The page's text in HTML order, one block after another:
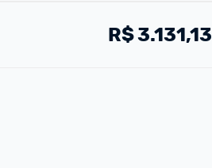
R$3.131,13